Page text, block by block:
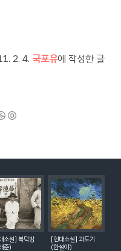
2. 4. 국포유에 작성한 글
소설] 복덕방
준)
[현대소설] 과도기
(한설야)